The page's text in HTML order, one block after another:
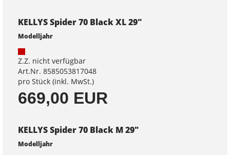
KELLYS Spider 70 Black XL 29"
Modelljahr
Z.Z. nicht verfügbar
Art.Nr. 8585053817048
pro Stück (inkl. MwSt.)
669,00 EUR
KELLYS Spider 70 Black M 29"
Modelljahr